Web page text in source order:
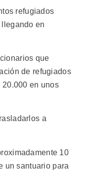
refugiados
en
que
de refugiados
en unos
a
10
un santuario para